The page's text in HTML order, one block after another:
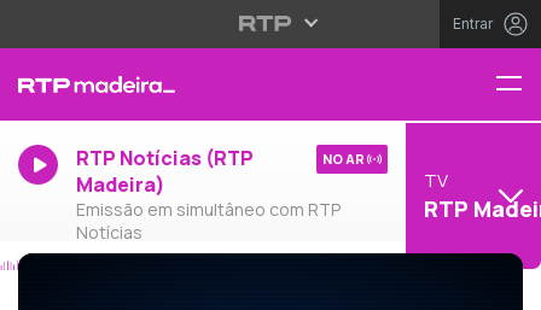
Entrar
RTP Notícias (RTP
Madeira)
Emissão em simultâneo com RTP
Notícias
NO AR
TV
RTP